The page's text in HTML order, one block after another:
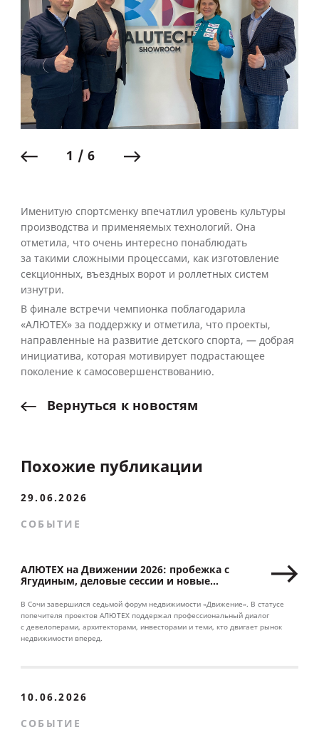
1 / 6
Именитую спортсменку впечатлил уровень культуры
производства и применяемых технологий. Она
отметила, что очень интересно понаблюдать
за такими сложными процессами, как изготовление
секционных, въездных ворот и роллетных систем
изнутри.
В финале встречи чемпионка поблагодарила
«АЛЮТЕХ» за поддержку и отметила, что проекты,
направленные на развитие детского спорта, — добрая
инициатива, которая мотивирует подрастающее
поколение к самосовершенствованию.
Вернуться к новостям
Похожие публикации
29.06.2026
СОБЫТИЕ
АЛЮТЕХ на Движении 2026: пробежка с
Ягудиным, деловые сессии и новые
В Сочи завершился седьмой форум недвижимости «Движение». В статусе
попечителя проектов АЛЮТЕХ поддержал профессиональный диалог
с девелоперами, архитекторами, инвесторами и теми, кто двигает рынок
недвижимости вперед.
10.06.2026
СОБЫТИЕ